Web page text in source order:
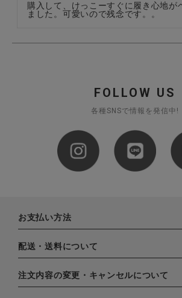
購入して、けっこーすぐに履き心地が
ました。可愛いので残念です。。
FOLLOW US
各種SNSで情報を発信中!
お支払い方法
下記お支払い方法よりお選びいただけます。
・クレジットカード（
EXPRESS,Diners Club）
・amazonペイメント
配送・送料について
配達業者：日本郵便
注文内容の変更・キャンセルについて